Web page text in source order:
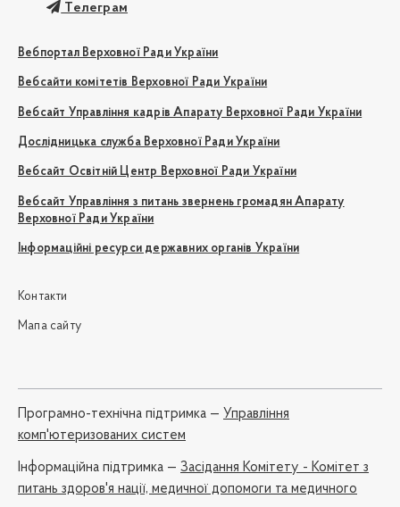
Телеграм
Вебпортал Верховної Ради України
Вебсайти комітетів Верховної Ради України
Вебсайт Управління кадрів Апарату Верховної Ради України
Дослідницька служба Верховної Ради України
Вебсайт Освітній Центр Верховної Ради України
Вебсайт Управління з питань звернень громадян Апарату
Верховної Ради України
Інформаційні ресурси державних органів України
Контакти
Мапа сайту
Програмно-технічна підтримка — Управління
комп'ютеризованих систем
Iнформаційна підтримка — Засідання Комітету - Комітет з
питань здоров'я нації, медичної допомоги та медичного